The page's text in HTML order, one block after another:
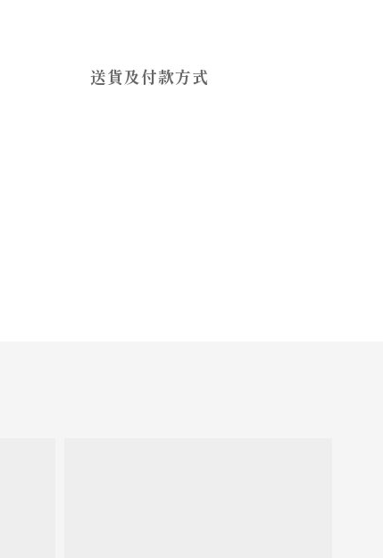
送貨及付款方式